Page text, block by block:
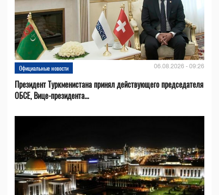
Официальные новости 06.08.2026 - 09:26
Президент Туркменистана принял действующего председателя
ОБСЕ, Вице-президента...